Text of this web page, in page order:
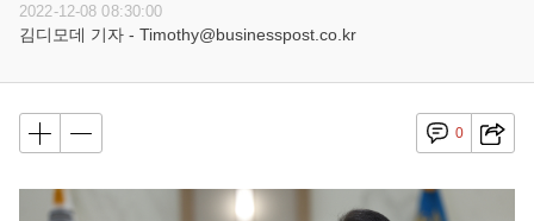
2022-12-08 08:30:00
김디모데 기자 - Timothy@businesspost.co.kr
0